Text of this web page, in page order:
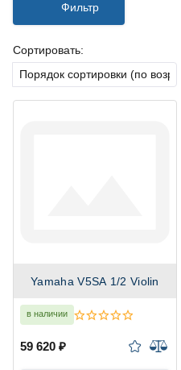
Фильтр
Сортировать:
Yamaha V5SA 1/2 Violin
в наличии
59 620 ₽